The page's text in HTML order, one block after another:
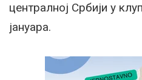
централној Србији у
јануара.